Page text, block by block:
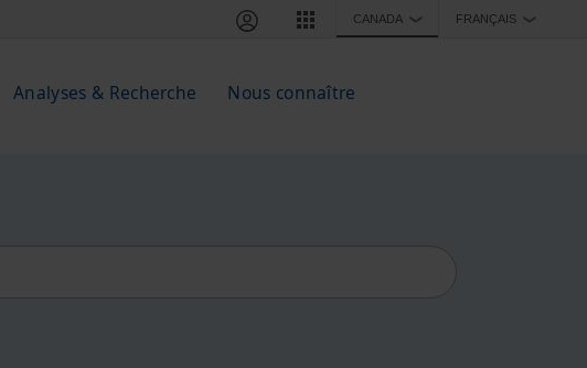
CANADA ❯ FRANÇAIS ❯
Analyses & Recherche Nous connaître